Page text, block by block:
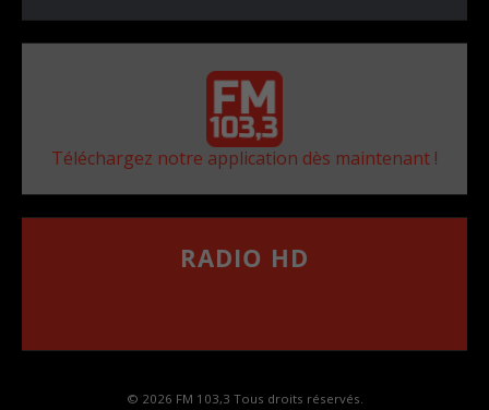
Téléchargez notre application dès maintenant !
RADIO HD
© 2026 FM 103,3 Tous droits réservés.